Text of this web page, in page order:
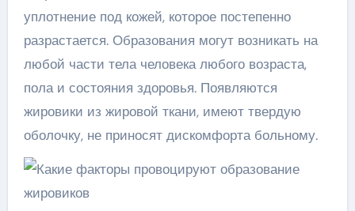
уплотнение под кожей, которое постепенно
разрастается. Образования могут возникать на
любой части тела человека любого возраста,
пола и состояния здоровья. Появляются
жировики из жировой ткани, имеют твердую
оболочку, не приносят дискомфорта больному.